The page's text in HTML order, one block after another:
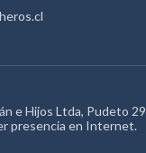
e Hijos Ltda, Pudeto
presencia en Internet.